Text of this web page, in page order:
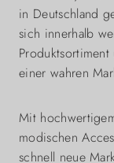
in Deutschland
sich innerhalb
einer wahren
Mit
modischen
schnell neue